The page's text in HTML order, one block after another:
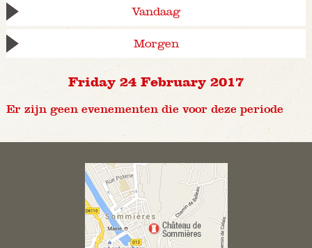
Vandaag
Morgen
Friday 24 February 2017
Er zijn geen evenementen die voor deze periode